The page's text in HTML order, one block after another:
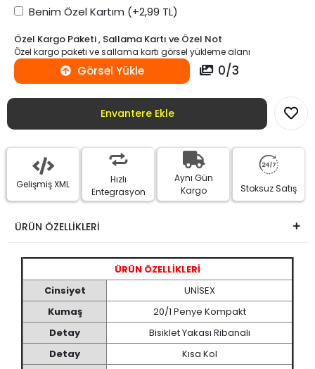
Benim Özel Kartım (+2,99 TL)
Özel Kargo Paketi , Sallama Kartı ve Özel Not
Özel kargo paketi ve sallama kartı görsel yükleme alanı
Görsel Yükle 0/3
Envantere Ekle
Gelişmiş XML
Hızlı
Entegrasyon
Aynı Gün
Kargo
Stoksuz Satış
ÜRÜN ÖZELLİKLERİ
ÜRÜN ÖZELLİKLERİ
Cinsiyet
UNİSEX
Kumaş
20/1 Penye Kompakt
Detay
Bisiklet Yakası Ribanalı
Detay
Kısa Kol